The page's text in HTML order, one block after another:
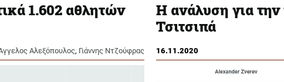
1.602 αθλητών
Αλεξόπουλος, Γιάννης Ντζούφρας
Η ανάλυση για
Τσιτσιπά
16.11.2020